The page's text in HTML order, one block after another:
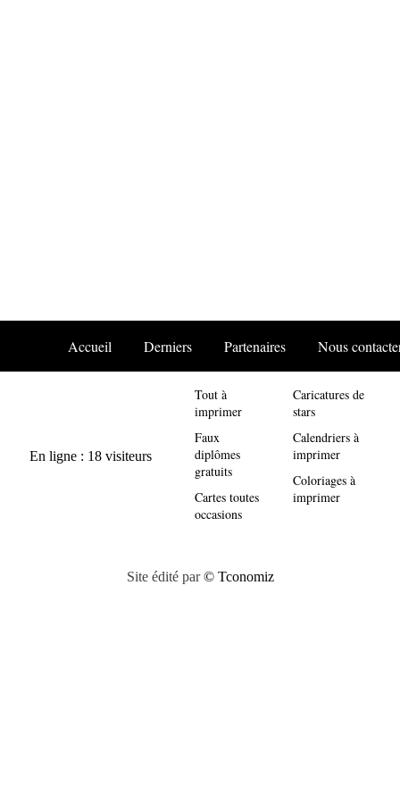
Accueil Derniers Partenaires Nous
Tout à
imprimer
Faux
diplômes
gratuits
Cartes toutes
occasions
Caricatures de
stars
Calendriers à
imprimer
Coloriages à
imprimer
Site édité par© Tconomiz